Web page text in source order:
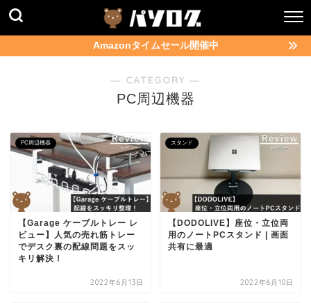
Amazonタイムセール開催中
― CATEGORY ―
PC周辺機器
PC周辺機器
【Garage ケーブルトレー レ
ビュー】人気の売れ筋トレー
でデスク裏の配線問題をスッ
キリ解決！
2022年6月13日
スタンド
【DODOLIVE】座位・立位両
用のノートPCスタンド | 画面
共有に最適
2022年6月10日